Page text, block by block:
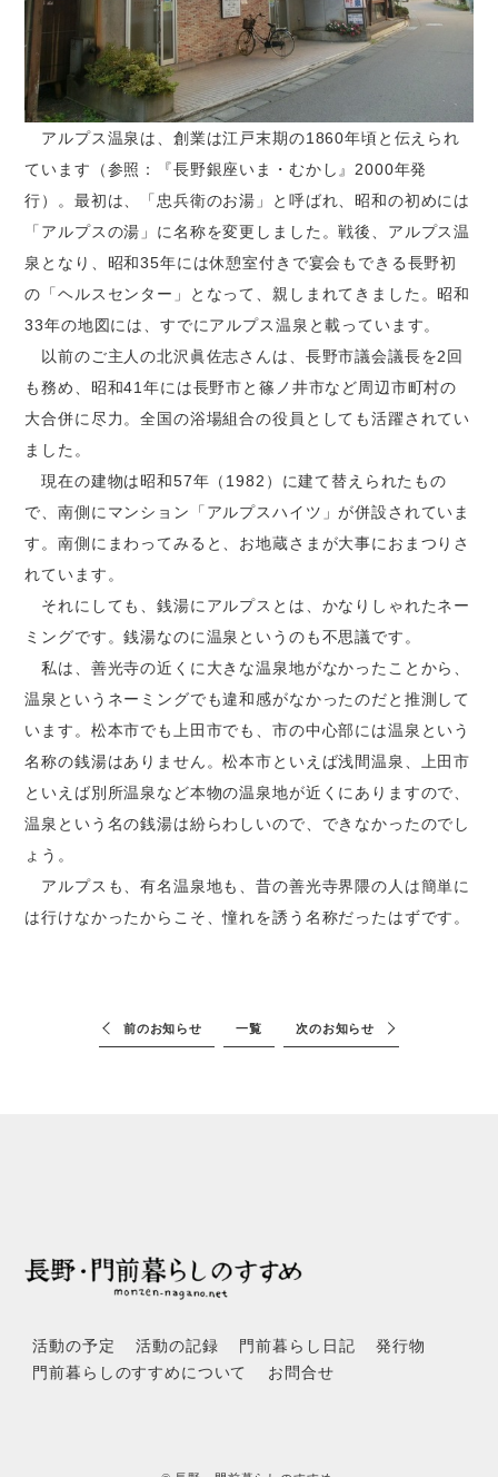
アルプス温泉は、創業は江戸末期の1860年頃と伝えられ
ています（参照：『長野銀座いま・むかし』2000年発
行）。最初は、「忠兵衛のお湯」と呼ばれ、昭和の初めには
「アルプスの湯」に名称を変更しました。戦後、アルプス温
泉となり、昭和35年には休憩室付きで宴会もできる長野初
の「ヘルスセンター」となって、親しまれてきました。昭和
33年の地図には、すでにアルプス温泉と載っています。
以前のご主人の北沢眞佐志さんは、長野市議会議長を2回
も務め、昭和41年には長野市と篠ノ井市など周辺市町村の
大合併に尽力。全国の浴場組合の役員としても活躍されてい
ました。
現在の建物は昭和57年（1982）に建て替えられたもの
で、南側にマンション「アルプスハイツ」が併設されていま
す。南側にまわってみると、お地蔵さまが大事におまつりさ
れています。
それにしても、銭湯にアルプスとは、かなりしゃれたネー
ミングです。銭湯なのに温泉というのも不思議です。
私は、善光寺の近くに大きな温泉地がなかったことから、
温泉というネーミングでも違和感がなかったのだと推測して
います。松本市でも上田市でも、市の中心部には温泉という
名称の銭湯はありません。松本市といえば浅間温泉、上田市
といえば別所温泉など本物の温泉地が近くにありますので、
温泉という名の銭湯は紛らわしいので、できなかったのでし
ょう。
アルプスも、有名温泉地も、昔の善光寺界隈の人は簡単に
は行けなかったからこそ、憧れを誘う名称だったはずです。
前のお知らせ 一覧 次のお知らせ
活動の予定 活動の記録 門前暮らし日記
発行物
門前暮らしのすすめについて
お問合せ